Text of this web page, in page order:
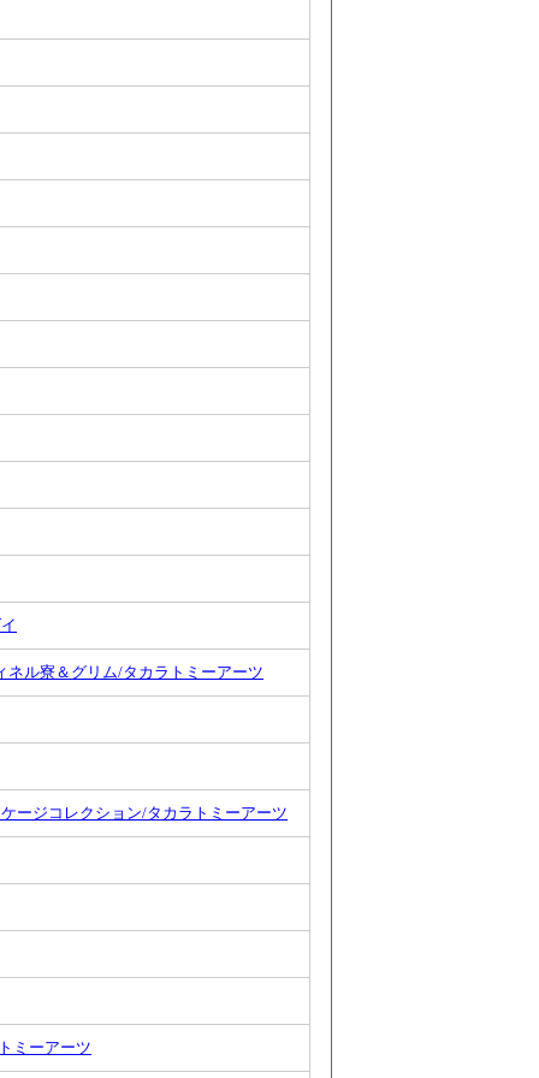
ネル寮＆グリム/タカラトミーアーツ
ージコレクション/タカラトミーアーツ
ミーアーツ